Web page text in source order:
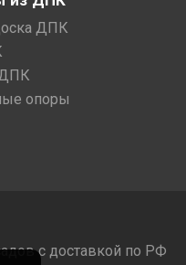
ДПК
ДПК
опоры
с доставкой по РФ